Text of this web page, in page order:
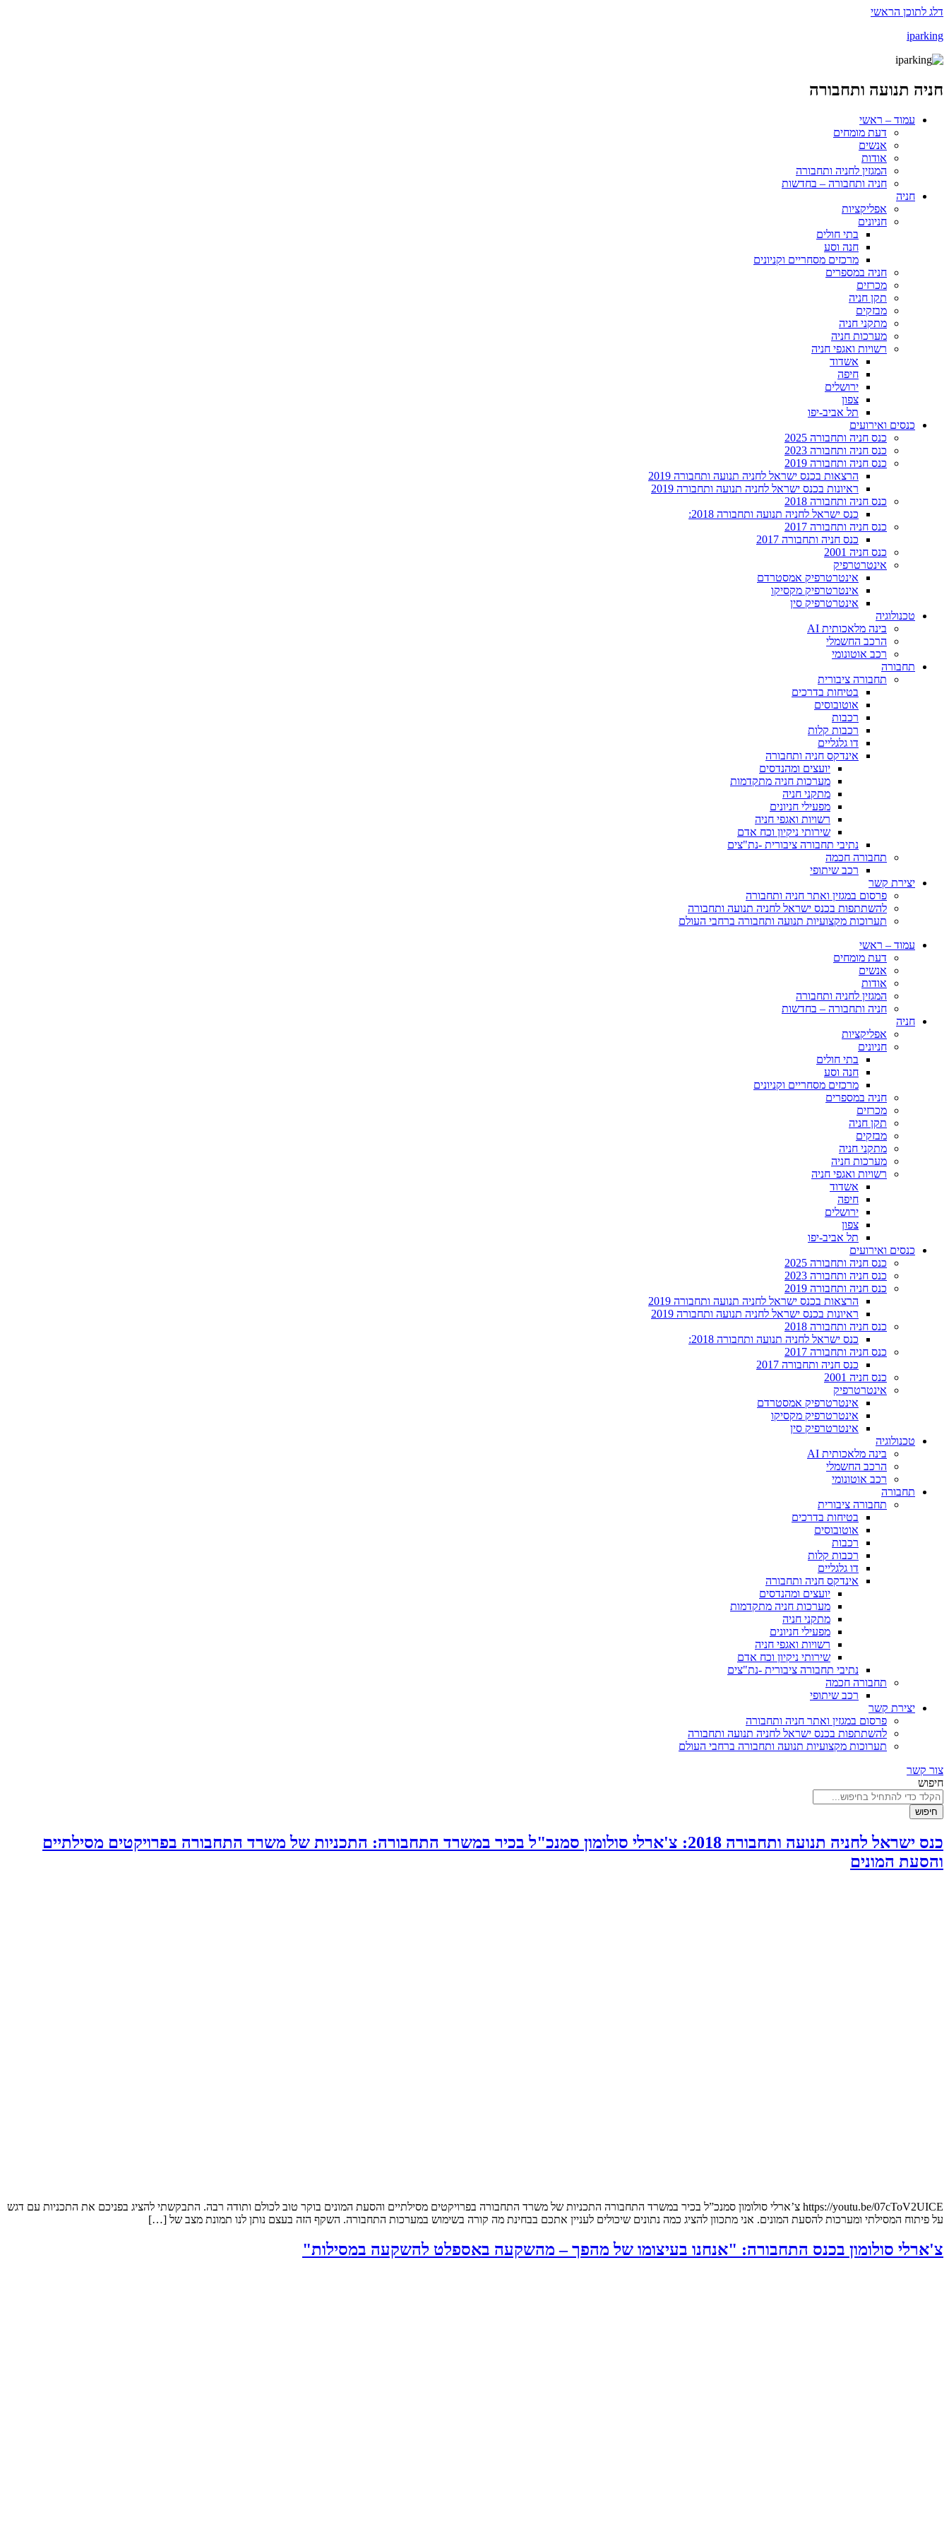
דלג לתוכן הראשי
iparking
חניה תנועה ותחבורה
עמוד – ראשי
דעת מומחים
אנשים
אודות
המגזין לחניה ותחבורה
חניה ותחבורה – בחדשות
חניה
אפליקציות
חניונים
בתי חולים
חנה וסע
מרכזים מסחריים וקניונים
חניה במספרים
מכרזים
תקן חניה
מבזקים
מתקני חניה
מערכות חניה
רשויות ואגפי חניה
אשדוד
חיפה
ירושלים
צפון
תל אביב-יפו
כנסים ואירועים
כנס חניה ותחבורה 2025
כנס חניה ותחבורה 2023
כנס חניה ותחבורה 2019
הרצאות בכנס ישראל לחניה תנועה ותחבורה 2019
ראיונות בכנס ישראל לחניה תנועה ותחבורה 2019
כנס חניה ותחבורה 2018
כנס ישראל לחניה תנועה ותחבורה 2018:
כנס חניה ותחבורה 2017
כנס חניה ותחבורה 2017
כנס חניה 2001
אינטרטרפיק
אינטרטרפיק אמסטרדם
אינטרטרפיק מקסיקו
אינטרטרפיק סין
טכנולוגיה
בינה מלאכותית AI
הרכב החשמלי
רכב אוטונומי
תחבורה
תחבורה ציבורית
בטיחות בדרכים
אוטובוסים
רכבות
רכבות קלות
דו גלגליים
אינדקס חניה ותחבורה
יועצים ומהנדסים
מערכות חניה מתקדמות
מתקני חניה
מפעילי חניונים
רשויות ואגפי חניה
שירותי ניקיון וכח אדם
נתיבי תחבורה ציבורית -נת"צים
תחבורה חכמה
רכב שיתופי
יצירת קשר
פרסום במגזין ואתר חניה ותחבורה
להשתתפות בכנס ישראל לחניה תנועה ותחבורה
תערוכות מקצועיות תנועה ותחבורה ברחבי העולם
עמוד – ראשי
דעת מומחים
אנשים
אודות
המגזין לחניה ותחבורה
חניה ותחבורה – בחדשות
חניה
אפליקציות
חניונים
בתי חולים
חנה וסע
מרכזים מסחריים וקניונים
חניה במספרים
מכרזים
תקן חניה
מבזקים
מתקני חניה
מערכות חניה
רשויות ואגפי חניה
אשדוד
חיפה
ירושלים
צפון
תל אביב-יפו
כנסים ואירועים
כנס חניה ותחבורה 2025
כנס חניה ותחבורה 2023
כנס חניה ותחבורה 2019
הרצאות בכנס ישראל לחניה תנועה ותחבורה 2019
ראיונות בכנס ישראל לחניה תנועה ותחבורה 2019
כנס חניה ותחבורה 2018
כנס ישראל לחניה תנועה ותחבורה 2018:
כנס חניה ותחבורה 2017
כנס חניה ותחבורה 2017
כנס חניה 2001
אינטרטרפיק
אינטרטרפיק אמסטרדם
אינטרטרפיק מקסיקו
אינטרטרפיק סין
טכנולוגיה
בינה מלאכותית AI
הרכב החשמלי
רכב אוטונומי
תחבורה
תחבורה ציבורית
בטיחות בדרכים
אוטובוסים
רכבות
רכבות קלות
דו גלגליים
אינדקס חניה ותחבורה
יועצים ומהנדסים
מערכות חניה מתקדמות
מתקני חניה
מפעילי חניונים
רשויות ואגפי חניה
שירותי ניקיון וכח אדם
נתיבי תחבורה ציבורית -נת"צים
תחבורה חכמה
רכב שיתופי
יצירת קשר
פרסום במגזין ואתר חניה ותחבורה
להשתתפות בכנס ישראל לחניה תנועה ותחבורה
תערוכות מקצועיות תנועה ותחבורה ברחבי העולם
צור קשר
חיפוש
חיפוש
כנס ישראל לחניה תנועה ותחבורה 2018: צ'ארלי סולומון סמנכ"ל בכיר במשרד התחבורה: התכניות של משרד התחבורה בפרויקטים מסילתיים
והסעת המונים
https://youtu.be/07cToV2UICE צ’ארלי סולומון סמנכ”ל בכיר במשרד התחבורה התכניות של משרד התחבורה בפרויקטים מסילתיים והסעת המונים בוקר טוב לכולם ותודה רבה. התבקשתי להציג בפניכם את התכניות עם דגש
על פיתוח המסילתי ומערכות להסעת המונים. אני מתכוון להציג כמה נתונים שיכולים לעניין אתכם בבחינת מה קורה בשימוש במערכות התחבורה. השקף הזה בעצם נותן לנו תמונת מצב של […]
צ'ארלי סולומון בכנס התחבורה: "אנחנו בעיצומו של מהפך – מהשקעה באספלט להשקעה במסילות"